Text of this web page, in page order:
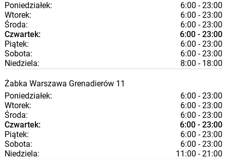
Poniedziałek:
6:00 - 23:00
Wtorek:
6:00 - 23:00
Środa:
6:00 - 23:00
Czwartek:
6:00 - 23:00
Piątek:
6:00 - 23:00
Sobota:
6:00 - 23:00
Niedziela:
8:00 - 18:00
Żabka Warszawa Grenadierów 11
Poniedziałek:
6:00 - 23:00
Wtorek:
6:00 - 23:00
Środa:
6:00 - 23:00
Czwartek:
6:00 - 23:00
Piątek:
6:00 - 23:00
Sobota:
6:00 - 23:00
Niedziela:
11:00 - 21:00